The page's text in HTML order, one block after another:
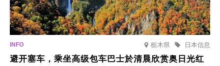
栃木県 日本信息
避开塞车，乘坐高级包车巴士於清晨欣赏奥日光红